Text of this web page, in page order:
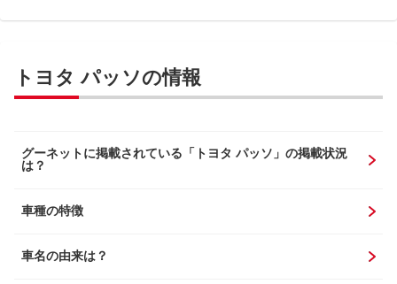
トヨタ パッソの情報
グーネットに掲載されている「トヨタ パッソ」の掲載状況
は？
車種の特徴
車名の由来は？